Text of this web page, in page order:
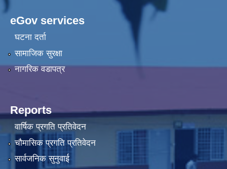
eGov services
घटना दर्ता
सामाजिक सुरक्षा
नागरिक वडापत्र
Reports
वार्षिक प्रगति प्रतिवेदन
चौमासिक प्रगति प्रतिवेदन
सार्वजनिक सुनुवाई